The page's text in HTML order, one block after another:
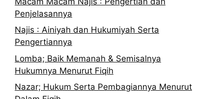
Penjelasannya
Najis : Ainiyah dan Hukumiyah Serta
Pengertiannya
Lomba; Baik Memanah & Semisalnya
Hukumnya Menurut Fiqih
Nazar; Hukum Serta Pembagiannya Menurut